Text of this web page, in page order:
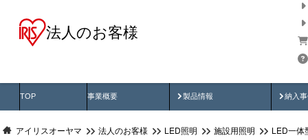
法人のお客様
TOP 事業概要 製品情報
製品動画 納入
納
アイリスオーヤマ 法人のお客様 LED照明 施設用照明 LED一体